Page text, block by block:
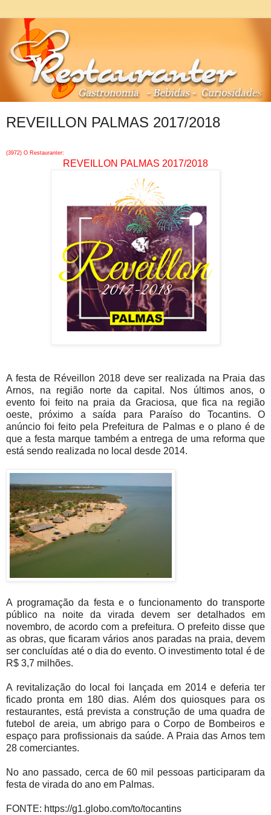
REVEILLON PALMAS 2017/2018
(3972) O Restauranter:
REVEILLON PALMAS 2017/2018
A festa de Réveillon 2018 deve ser realizada na Praia das
Arnos, na região norte da capital. Nos últimos anos, o
evento foi feito na praia da Graciosa, que fica na região
oeste, próximo a saída para Paraíso do Tocantins. O
anúncio foi feito pela Prefeitura de Palmas e o plano é de
que a festa marque também a entrega de uma reforma que
está sendo realizada no local desde 2014.
A programação da festa e o funcionamento do transporte
público na noite da virada devem ser detalhados em
novembro, de acordo com a prefeitura. O prefeito disse que
as obras, que ficaram vários anos paradas na praia, devem
ser concluídas até o dia do evento. O investimento total é de
R$ 3,7 milhões.
A revitalização do local foi lançada em 2014 e deferia ter
ficado pronta em 180 dias. Além dos quiosques para os
restaurantes, está prevista a construção de uma quadra de
futebol de areia, um abrigo para o Corpo de Bombeiros e
espaço para profissionais da saúde. A Praia das Arnos tem
28 comerciantes.
No ano passado, cerca de 60 mil pessoas participaram da
festa de virada do ano em Palmas.
FONTE: https://g1.globo.com/to/tocantins